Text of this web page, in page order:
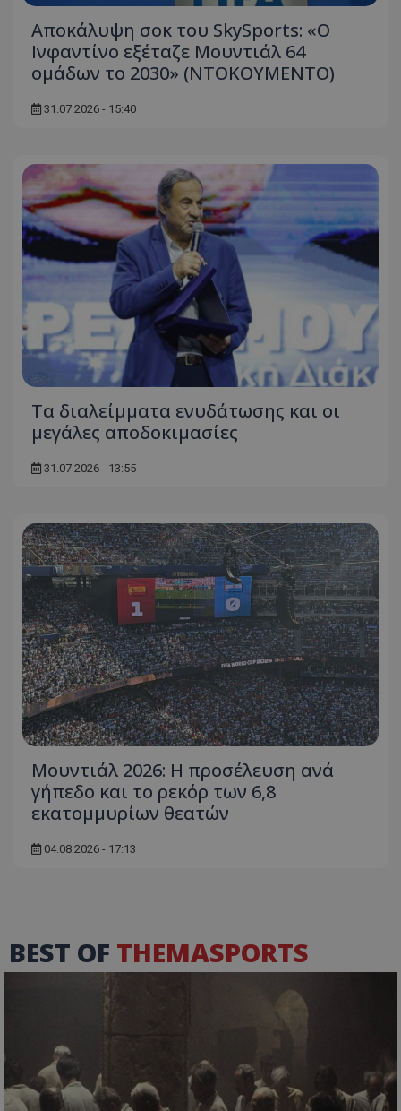
Αποκάλυψη σοκ του SkySports: «O
Ινφαντίνο εξέταζε Μουντιάλ 64
ομάδων το 2030» (ΝΤΟΚΟΥΜΕΝΤΟ)
31.07.2026 - 15:40
Τα διαλείμματα ενυδάτωσης και οι
μεγάλες αποδοκιμασίες
31.07.2026 - 13:55
Μουντιάλ 2026: Η προσέλευση ανά
γήπεδο και το ρεκόρ των 6,8
εκατομμυρίων θεατών
04.08.2026 - 17:13
BEST OF THEMASPORTS